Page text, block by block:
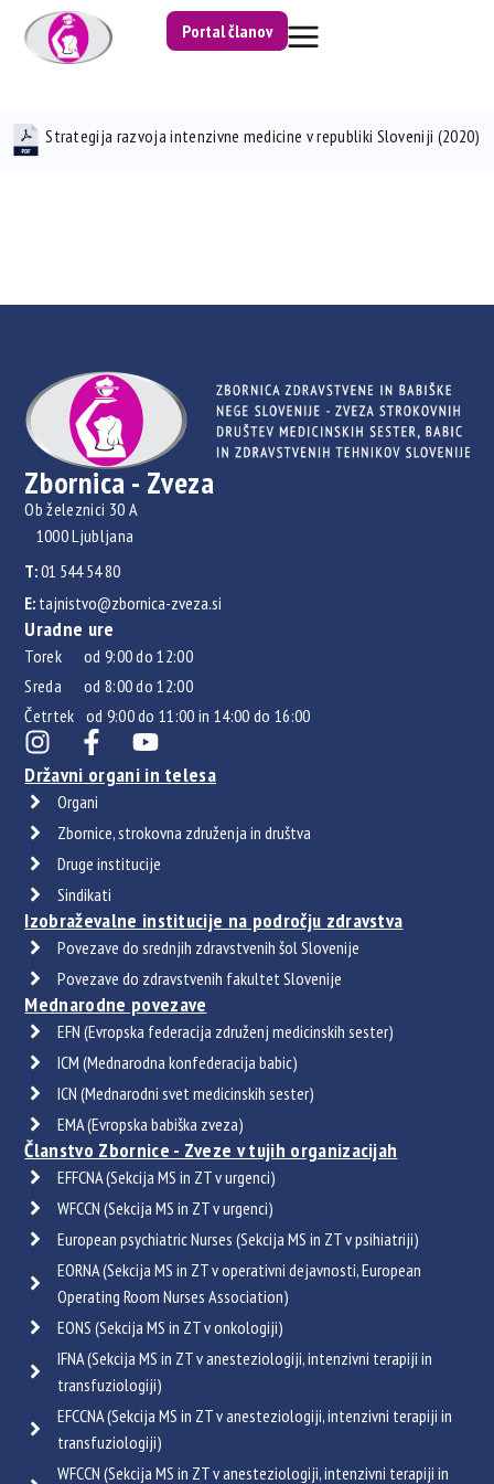
Portal članov
Strategija razvoja intenzivne medicine v republiki Sloveniji (2020)
Zbornica - Zveza
Ob železnici 30 A
1000 Ljubljana
T:01 544 54 80
E: tajnistvo@zbornica-zveza.si
Uradne ure
Torek od 9:00 do 12:00
Sreda od 8:00 do 12:00
Četrtek od 9:00 do 11:00 in 14:00 do 16:00
Državni organi in telesa
Organi
Zbornice, strokovna združenja in društva
Druge institucije
Sindikati
Izobraževalne institucije na področju zdravstva
Povezave do srednjih zdravstvenih šol Slovenije
Povezave do zdravstvenih fakultet Slovenije
Mednarodne povezave
EFN (Evropska federacija združenj medicinskih sester)
ICM (Mednarodna konfederacija babic)
ICN (Mednarodni svet medicinskih sester)
EMA (Evropska babiška zveza)
Članstvo Zbornice - Zveze v tujih organizacijah
EFFCNA (Sekcija MS in ZT v urgenci)
WFCCN (Sekcija MS in ZT v urgenci)
European psychiatric Nurses (Sekcija MS in ZT v psihiatriji)
EORNA (Sekcija MS in ZT v operativni dejavnosti, European
Operating Room Nurses Association)
EONS (Sekcija MS in ZT v onkologiji)
IFNA (Sekcija MS in ZT v anesteziologiji, intenzivni terapiji in
transfuziologiji)
EFCCNA (Sekcija MS in ZT v anesteziologiji, intenzivni terapiji in
transfuziologiji)
WFCCN (Sekcija MS in ZT v anesteziologiji, intenzivni terapiji in